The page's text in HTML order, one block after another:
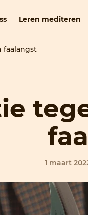
Leren mediteren
faalangst
1 maart